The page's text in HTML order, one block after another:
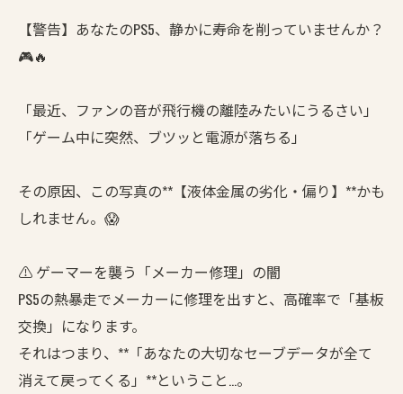
【警告】あなたのPS5、静かに寿命を削っていませんか？
🎮🔥
「最近、ファンの音が飛行機の離陸みたいにうるさい」
「ゲーム中に突然、ブツッと電源が落ちる」
その原因、この写真の**【液体金属の劣化・偏り】**かも
しれません。😱
⚠️ ゲーマーを襲う「メーカー修理」の闇
PS5の熱暴走でメーカーに修理を出すと、高確率で「基板
交換」になります。
それはつまり、**「あなたの大切なセーブデータが全て
消えて戻ってくる」**ということ…。